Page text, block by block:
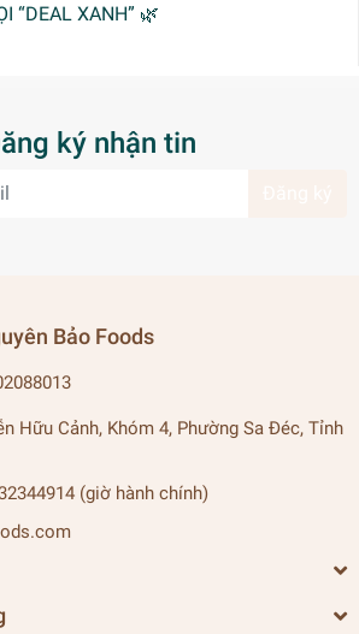
“DEAL XANH” 🌿
ký nhận tin
Bảo Foods
Hữu Cảnh, Khóm 4, Phường Sa Đéc, Tỉnh
(giờ hành chính)